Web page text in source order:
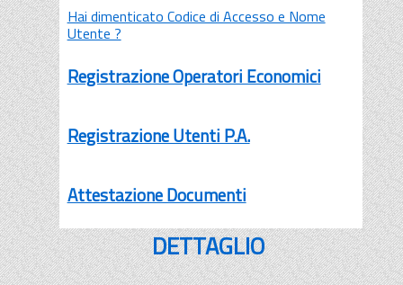
Hai dimenticato Codice di Accesso e Nome
Utente ?
Registrazione Operatori Economici
Registrazione Utenti P.A.
Attestazione Documenti
DETTAGLIO